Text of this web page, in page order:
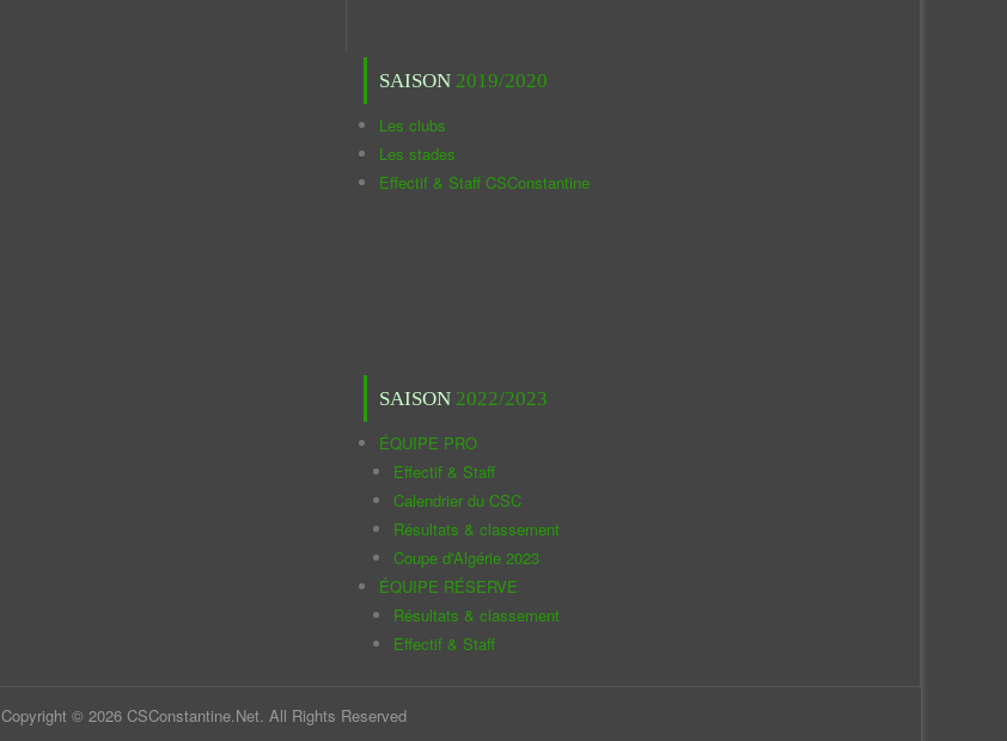
SAISON 2019/2020
Les clubs
Les stades
Effectif & Staff CSConstantine
SAISON 2022/2023
ÉQUIPE PRO
Effectif & Staff
Calendrier du CSC
Résultats & classement
Coupe d'Algérie 2023
ÉQUIPE RÉSERVE
Résultats & classement
Effectif & Staff
Copyright © 2026 CSConstantine.Net. All Rights Reserved